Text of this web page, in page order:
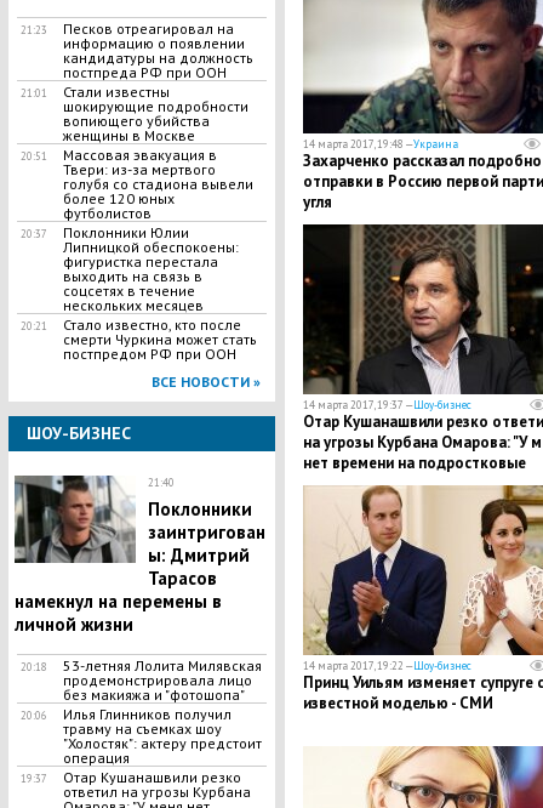
21:23
Песков отреагировал на
информацию о появлении
кандидатуры на должность
постпреда РФ при ООН
21:01
Стали известны
шокирующие подробности
вопиющего убийства
женщины в Москве
20:51
​Массовая эвакуация в
Твери: из-за мертвого
голубя со стадиона вывели
более 120 юных
футболистов
20:37
Поклонники Юлии
Липницкой обеспокоены:
фигуристка перестала
выходить на связь в
соцсетях в течение
нескольких месяцев
20:21
Стало известно, кто после
смерти Чуркина может стать
постпредом РФ при ООН
ВСЕ НОВОСТИ »
ШОУ-БИЗНЕС
21:40
Поклонники
заинтригован
ы: Дмитрий
Тарасов
намекнул на перемены в
личной жизни
20:18
53-летняя Лолита Милявская
продемонстрировала лицо
без макияжа и "фотошопа"
20:06
Илья Глинников получил
травму на съемках шоу
"Холостяк": актеру предстоит
операция
19:37
Отар Кушанашвили резко
ответил на угрозы Курбана
14 марта 2017, 19:48 —Украина
Захарченко рассказал
отправки в Россию первой
угля
14 марта 2017, 19:37 —Шоу-бизнес
Отар Кушанашвили резко
на угрозы Курбана Омарова: "У
нет времени на подростковые
ссоры"
14 марта 2017, 19:22 —Шоу-бизнес
Принц Уильям изменяет супруге с
известной моделью - СМИ